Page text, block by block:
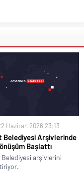
Haziran 2026 23:13
Belediyesi Arşivlerinde
Başlattı
arşivlerini